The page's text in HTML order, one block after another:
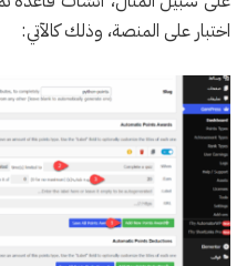
اختبار على المنصة، وذلك كالآتي: